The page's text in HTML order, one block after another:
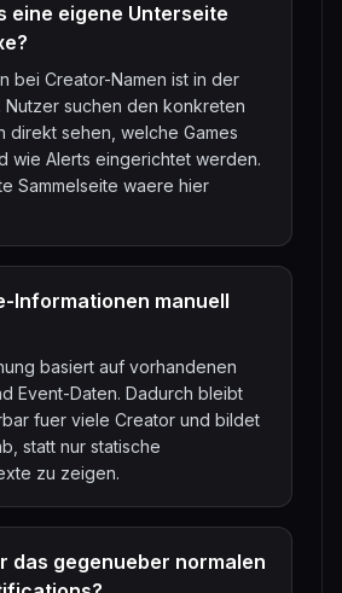
eine eigene Unterseite
bei Creator-Namen ist in der
Nutzer suchen den konkreten
direkt sehen, welche Games
wie Alerts eingerichtet werden.
Sammelseite waere hier
Informationen manuell
basiert auf vorhandenen
Event-Daten. Dadurch bleibt
fuer viele Creator und bildet
statt nur statische
zu zeigen.
das gegenueber normalen